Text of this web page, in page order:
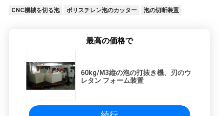
CNC機械を切る泡 ポリスチレン泡のカッター 泡の切断装置
最高の価格で
60kg/M3縦の泡の打抜き機、刃のウ
レタン フォーム装置